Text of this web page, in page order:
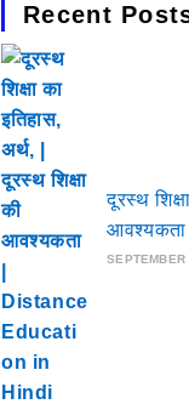
Recent
दूरस्थ